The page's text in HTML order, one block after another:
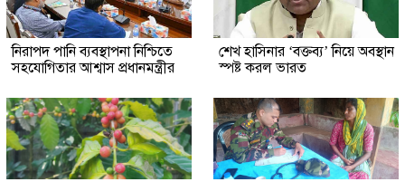
নিরাপদ পানি ব্যবস্থাপনা নিশ্চিতে
সহযোগিতার আশ্বাস প্রধানমন্ত্রীর
শেখ হাসিনার ‘বক্তব্য’ নিয়ে অবস্থান
স্পষ্ট করল ভারত